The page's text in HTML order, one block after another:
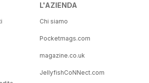
L'AZIENDA
Chi siamo
Pocketmags.com
magazine.co.uk
JellyfishCoNNect.com